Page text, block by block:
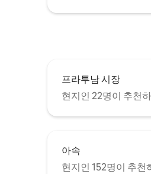
가스레인지, 전자레인지
있습니다. - 옷장, 옷걸이,
프라투남 시장
현지인 22명이 추천
아속
현지인 152명이 추천